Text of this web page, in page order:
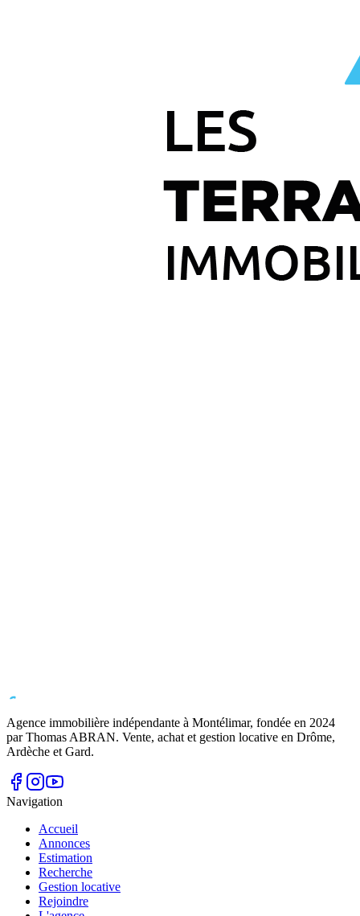
Agence immobilière indépendante à Montélimar, fondée en 2024
par Thomas ABRAN. Vente, achat et gestion locative en Drôme,
Ardèche et Gard.
Navigation
Accueil
Annonces
Estimation
Recherche
Gestion locative
Rejoindre